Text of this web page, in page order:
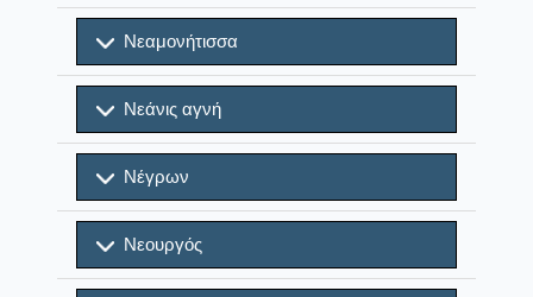
Νεαμονήτισσα
Νεάνις αγνή
Νέγρων
Νεουργός